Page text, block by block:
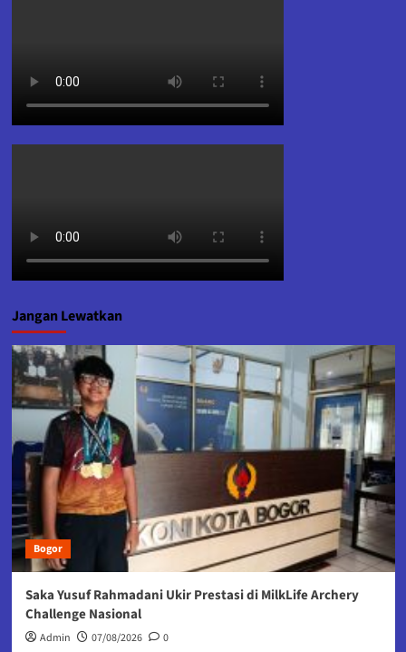
Jangan Lewatkan
Bogor
Saka Yusuf Rahmadani Ukir Prestasi di MilkLife Archery
Challenge Nasional
Admin 07/08/2026 0